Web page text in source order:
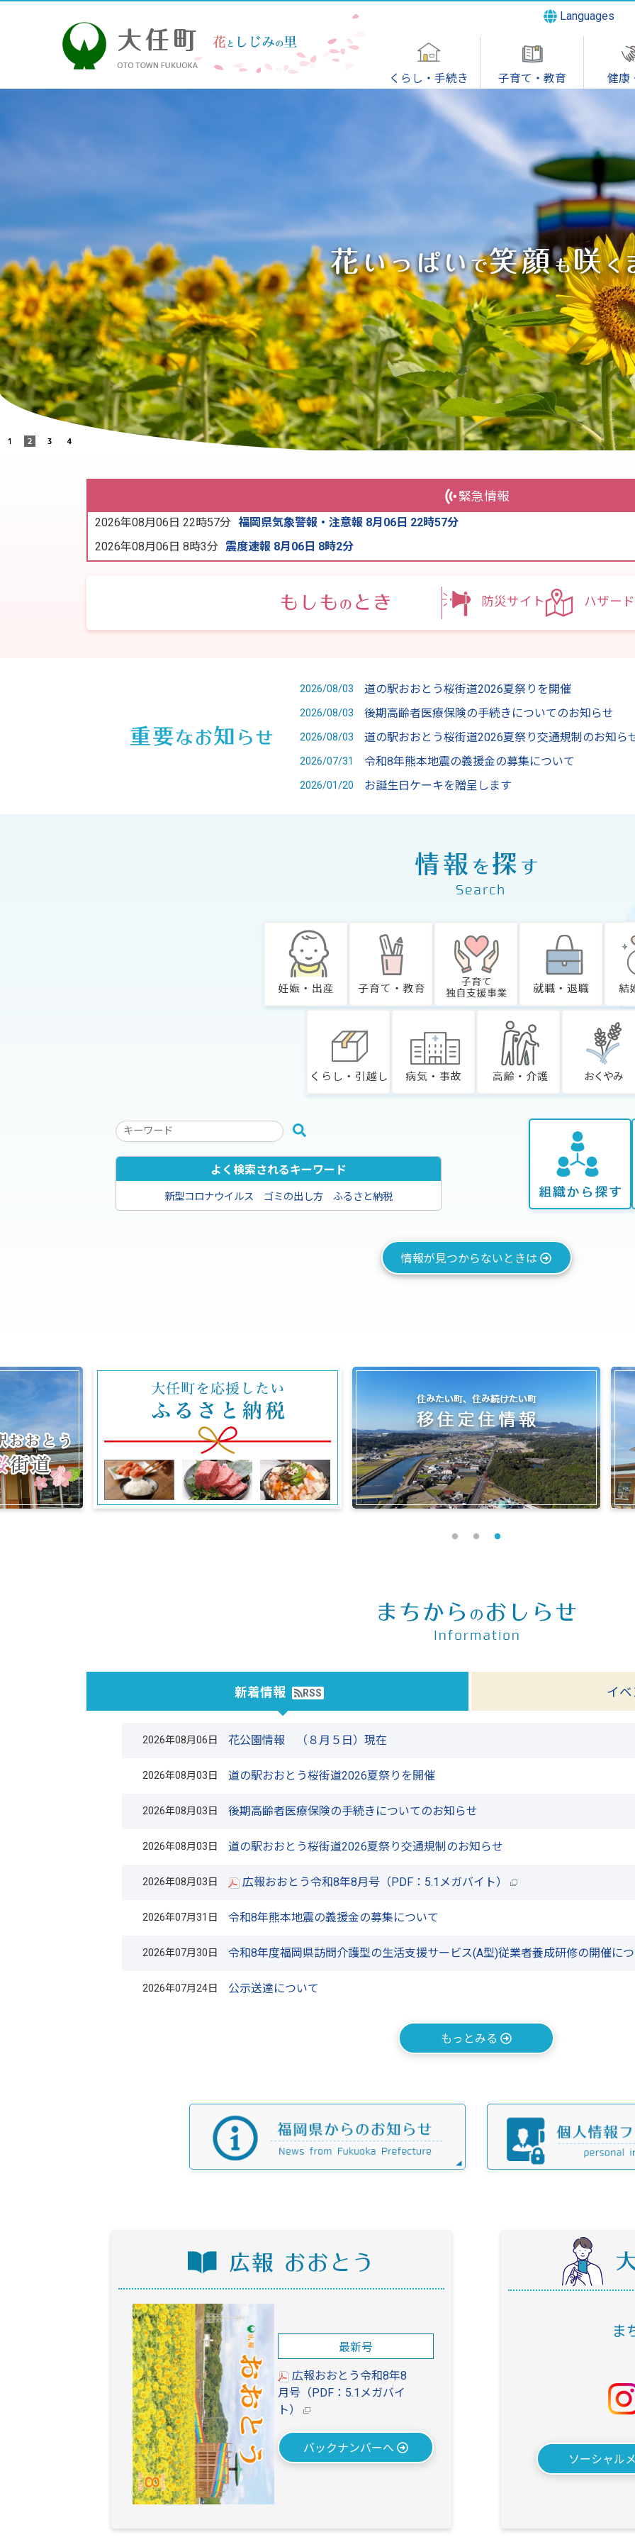
Languages
くらし・手続き 子育て・教育 健康
緊急情報
2026年08月06日 22時57分 福岡県気象警報・注意報 8月06日 22時57分
2026年08月06日 8時3分 震度速報 8月06日 8時2分
防災サイト ハザー
2026/08/03 道の駅おおとう桜街道2026夏祭りを開催
2026/08/03 後期高齢者医療保険の手続きについてのお知らせ
2026/08/03 道の駅おおとう桜街道2026夏祭り交通規制のお知ら
2026/07/31 令和8年熊本地震の義援金の募集について
2026/01/20 お誕生日ケーキを贈呈します
検
キ
ー
ー
よく検索されるキーワード
新型コロナウイルス ゴミの出し方 ふるさと納税
情報が見つからないときは
新着情報 RSS イ
2026年08月06日 花公園情報 （８月５日）現在
2026年08月03日 道の駅おおとう桜街道2026夏祭りを開催
2026年08月03日 後期高齢者医療保険の手続きについてのお知らせ
2026年08月03日 道の駅おおとう桜街道2026夏祭り交通規制のお知らせ
2026年08月03日 広報おおとう令和8年8月号 （PDF：5.1メガバイト）
2026年07月31日 令和8年熊本地震の義援金の募集について
2026年07月30日 令和8年度福岡県訪問介護型の生活支援サービス(A型)従業者養成研修の開催に
2026年07月24日 公示送達について
もっとみる
最新号
広報おおとう令和8年8
月号 （PDF：5.1メガバイ
ト）
バックナンバーへ
ま
ソーシャル